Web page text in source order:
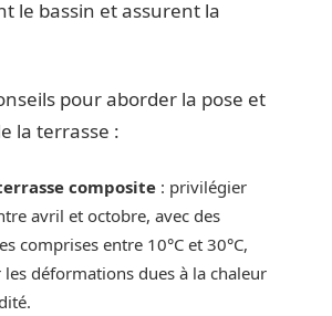
le bassin et assurent la
pour aborder la pose et
la terrasse :
composite : privilégier
avril et octobre, avec des
comprises entre 10°C et 30°C,
les déformations dues à la chaleur